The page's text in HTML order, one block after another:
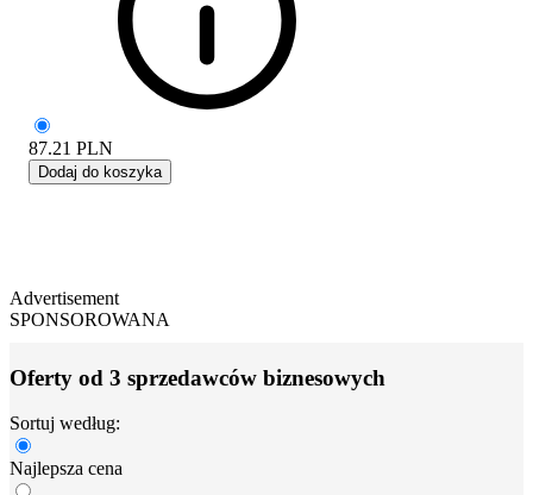
87.21 PLN
Dodaj do koszyka
Advertisement
SPONSOROWANA
Oferty od 3 sprzedawców biznesowych
Sortuj według:
Najlepsza cena